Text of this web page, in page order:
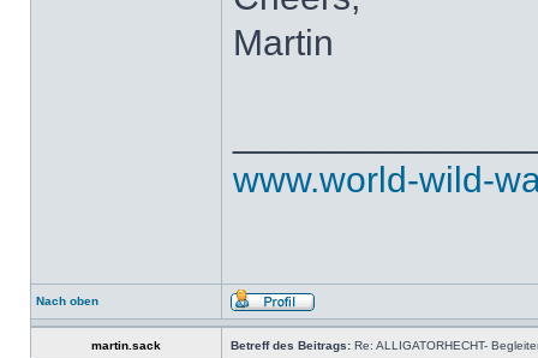
Martin
www.world-wild-
Nach oben
martin.sack Betreff des Beitrags: Re: ALLIGATORHECHT-